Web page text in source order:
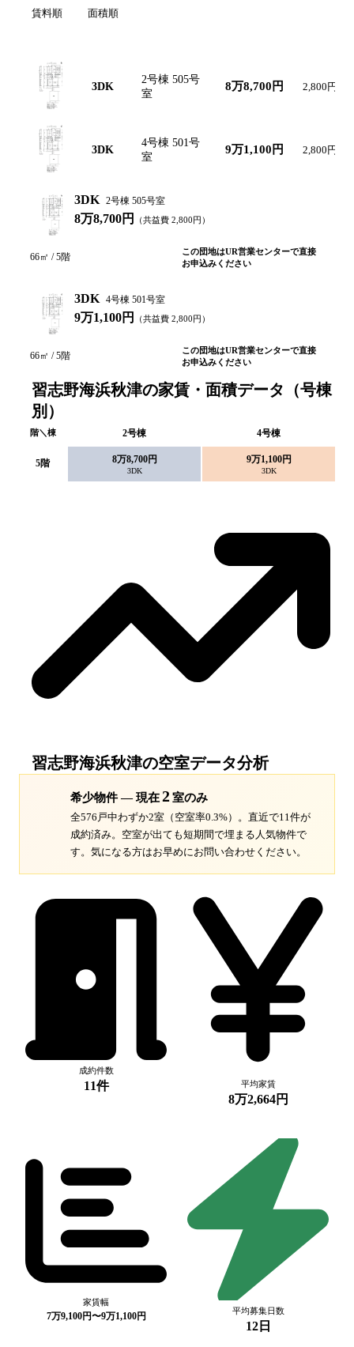
賃料順 面積順
3DK
2号棟 505号
室
8万8,700円 2,800円
3DK
4号棟 501号
室
9万1,100円 2,800円
3DK 2号棟 505号室
8万8,700円 （共益費 2,800円）
66㎡ /5階
この団地はUR営業センターで直接
お申込みください
3DK 4号棟 501号室
9万1,100円 （共益費 2,800円）
66㎡ /5階
この団地はUR営業センターで直接
お申込みください
習志野海浜秋津の家賃・面積データ（号棟
別）
階＼棟 2号棟 4号棟
5階 8万8,700円
3DK
9万1,100円
3DK
習志野海浜秋津の空室データ分析
希少物件 — 現在2室のみ
全576戸中わずか2室（空室率0.3%）。 直近で11件が
成約済み。空室が出ても短期間で埋まる人気物件で
す。 気になる方はお早めにお問い合わせください。
成約件数
11件 平均家賃
8万2,664円
家賃幅
7万9,100円〜9万1,100円
平均募集日数
12日